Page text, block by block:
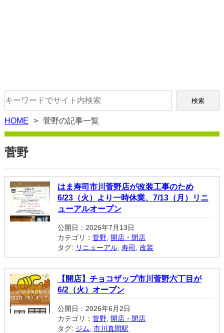
HOME 菅野の記事一覧
菅野
はま寿司市川菅野店が改装工事のため
6/23（火）より一時休業、7/13（月）リニ
ューアルオープン
公開日：2026年7月13日
カテゴリ： 菅野, 開店・閉店
タグ: リニューアル, 寿司 改装
【開店】チョコザップ市川菅野六丁目が
6/2（火）オープン
公開日：2026年6月2日
カテゴリ： 菅野, 開店・閉店
タグ: ジム 市川真間駅